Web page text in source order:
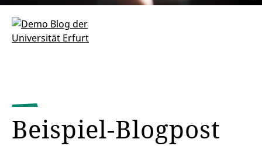
Beispiel-Blogpost